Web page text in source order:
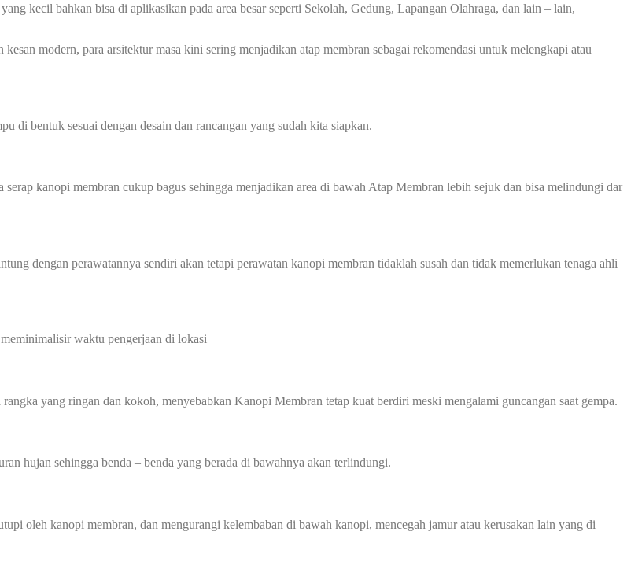
kecil bahkan bisa di aplikasikan pada area besar seperti Sekolah, Gedung, Lapangan Olahraga, dan lain – lain,
modern, para arsitektur masa kini sering menjadikan atap membran sebagai rekomendasi untuk melengkapi atau
di bentuk sesuai dengan desain dan rancangan yang sudah kita siapkan.
kanopi membran cukup bagus sehingga menjadikan area di bawah Atap Membran lebih sejuk dan bisa melindungi dar
dengan perawatannya sendiri akan tetapi perawatan kanopi membran tidaklah susah dan tidak memerlukan tenaga ahli
waktu pengerjaan di lokasi
yang ringan dan kokoh, menyebabkan Kanopi Membran tetap kuat berdiri meski mengalami guncangan saat gempa.
hujan sehingga benda – benda yang berada di bawahnya akan terlindungi.
oleh kanopi membran, dan mengurangi kelembaban di bawah kanopi, mencegah jamur atau kerusakan lain yang di